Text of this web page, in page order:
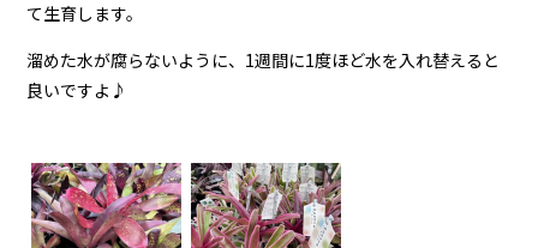
て生育します。
溜めた水が腐らないように、1週間に1度ほど水を入れ替えると
良いですよ♪